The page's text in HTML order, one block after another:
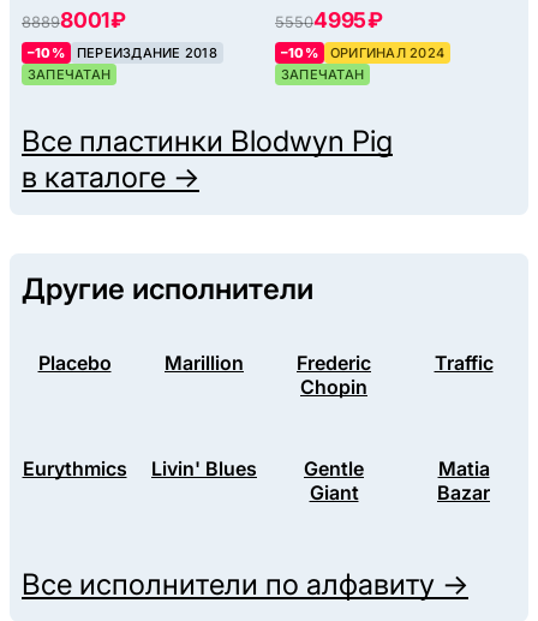
88898001 ₽
–10%
ПЕРЕИЗДАНИЕ 2018
ЗАПЕЧАТАН
55504995 ₽
–10%
ОРИГИНАЛ 2024
ЗАПЕЧАТАН
Все пластинки Blodwyn Pig
в каталоге →
Другие исполнители
Placebo Marillion
Frederic
Chopin
Traffic
Eurythmics Livin' Blues
Gentle
Giant
Matia
Bazar
Все исполнители по алфавиту →